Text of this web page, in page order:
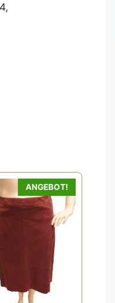
ANGEBOT!